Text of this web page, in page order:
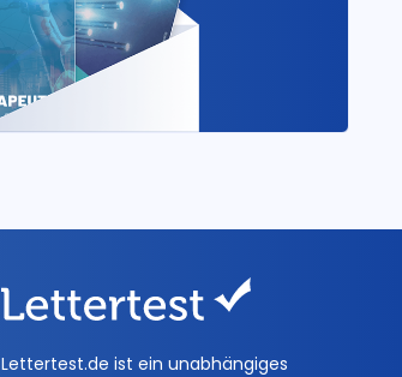
Lettertest.de ist ein unabhängiges